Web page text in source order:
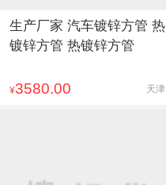
生产厂家 汽车镀锌方管 热
镀锌方管 热镀锌方管
¥3580.00 天津